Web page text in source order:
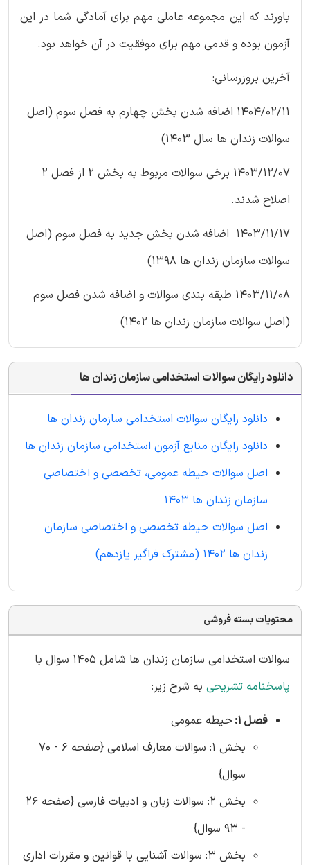
باورند که این مجموعه عاملی مهم برای آمادگی شما در این
آزمون بوده و قدمی مهم برای موفقیت در آن خواهد بود.
آخرین بروزرسانی:
1404/02/11 اضافه شدن بخش چهارم به فصل سوم (اصل
سوالات زندان ها سال 1403)
1403/12/07 برخی سوالات مربوط به بخش 2 از فصل 2
اصلاح شدند.
1403/11/17 اضافه شدن بخش جدید به فصل سوم (اصل
سوالات سازمان زندان ها 1398)
1403/11/08 طبقه بندی سوالات و اضافه شدن فصل سوم
(اصل سوالات سازمان زندان ها 1402)
دانلود رایگان سوالات استخدامی سازمان زندان ها
دانلود رایگان سوالات استخدامی سازمان زندان ها
دانلود رایگان منابع آزمون استخدامی سازمان زندان ها
اصل سوالات حیطه عمومی، تخصصی و اختصاصی
سازمان زندان ها 1403
اصل سوالات حیطه تخصصی و اختصاصی سازمان
زندان ها 1402 (مشترک فراگیر یازدهم)
محتویات بسته فروشی
سوالات استخدامی سازمان زندان ها شامل 1405 سوال با
پاسخنامه تشریحی به شرح زیر:
فصل 1:
حیطه عمومی
بخش 1: سوالات معارف اسلامی {صفحه 6 - 70
سوال}
بخش 2: سوالات زبان و ادبیات فارسی {صفحه 26
- 93 سوال}
بخش 3: سوالات آشنایی با قوانین و مقررات اداری